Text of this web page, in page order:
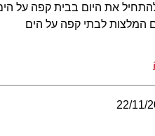
את היום בבית קפה על
המלצות לבתי קפה על הים
22/11/